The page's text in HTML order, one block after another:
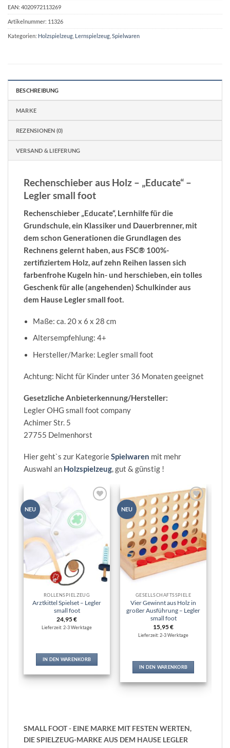
EAN: 4020972113269
Artikelnummer: 11326
Kategorien: Holzspielzeug Lernspielzeug Spielwaren
BESCHREIBUNG
MARKE
REZENSIONEN (0)
VERSAND & LIEFERUNG
Rechenschieber aus Holz – „Educate“ –
Legler small foot
Rechenschieber „Educate“, Lernhilfe für die
Grundschule, ein Klassiker und Dauerbrenner, mit
dem schon Generationen die Grundlagen des
Rechnens gelernt haben, aus FSC® 100%-
zertifiziertem Holz, auf zehn Reihen lassen sich
farbenfrohe Kugeln hin- und herschieben, ein tolles
Geschenk für alle (angehenden) Schulkinder aus
dem Hause Legler small foot.
Maße: ca. 20 x 6 x 28 cm
Altersempfehlung: 4+
Hersteller/Marke: Legler small foot
Achtung: Nicht für Kinder unter 36 Monaten geeignet
Gesetzliche Anbieterkennung/Hersteller:
Legler OHG small foot company
Achimer Str. 5
27755 Delmenhorst
Hier geht`s zur KategorieSpielwaren mit mehr
Auswahl an Holzspielzeug, gut & günstig !
NEU
Wunschliste
hinzufügen
ROLLENSPIELZEUG
Arztkittel Spielset – Legler
small foot
24,95€
Lieferzeit: 2-3 Werktage
IN DEN WARENKORB
NEU
Zur
Wunschliste
hinzufügen
GESELLSCHAFTSSPIELE
Vier Gewinnt aus Holz in
großer Ausführung – Legler
small foot
15,95€
Lieferzeit: 2-3 Werktage
IN DEN WARENKORB
SMALL FOOT - EINE MARKE MIT FESTEN WERTEN,
DIE SPIELZEUG-MARKE AUS DEM HAUSE LEGLER